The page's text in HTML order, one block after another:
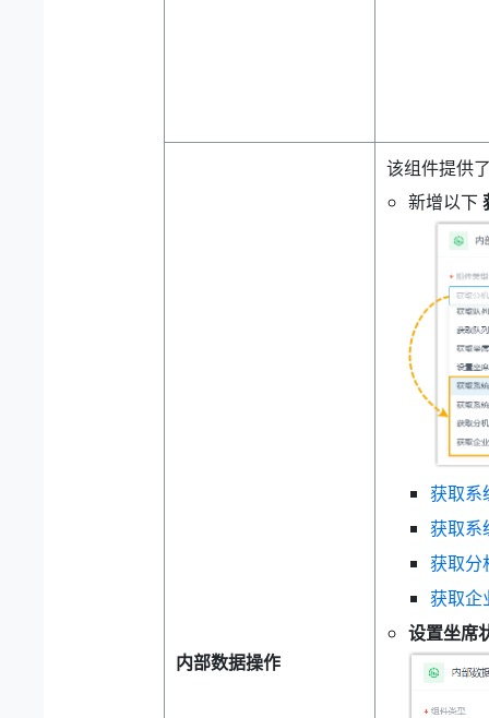
内部数据操作
该组件提供
新增以下
获取系
获取系
获取分
获取企
设置坐席